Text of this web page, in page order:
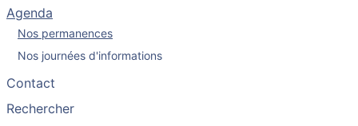
Agenda
Nos permanences
Nos journées d'informations
Contact
Rechercher